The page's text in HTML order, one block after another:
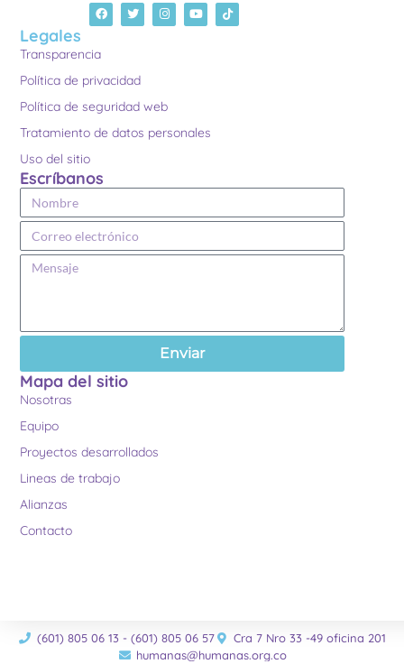
Legales
Transparencia
Política de privacidad
Política de seguridad web
Tratamiento de datos personales
Uso del sitio
Escríbanos
Enviar
Mapa del sitio
Nosotras
Equipo
Proyectos desarrollados
Lineas de trabajo
Alianzas
Contacto
(601) 805 06 13 - (601) 805 06 57
Cra 7 Nro 33 -49 oficina 201
humanas@humanas.org.co